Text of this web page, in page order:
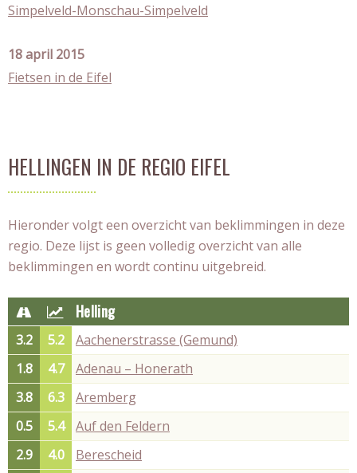
Simpelveld-Monschau-Simpelveld
18 april 2015
Fietsen in de Eifel
HELLINGEN IN DE REGIO EIFEL
Hieronder volgt een overzicht van beklimmingen in deze
regio. Deze lijst is geen volledig overzicht van alle
beklimmingen en wordt continu uitgebreid.
Helling
3.2 5.2
Aachenerstrasse (Gemund)
1.8
4.7
Adenau – Honerath
3.8
6.3
Aremberg
0.5
5.4
Auf den Feldern
2.9
4.0 Berescheid